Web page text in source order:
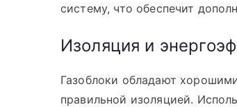
систему, что обеспечит
Изоляция и
Газоблоки обладают
правильной изоляцией.